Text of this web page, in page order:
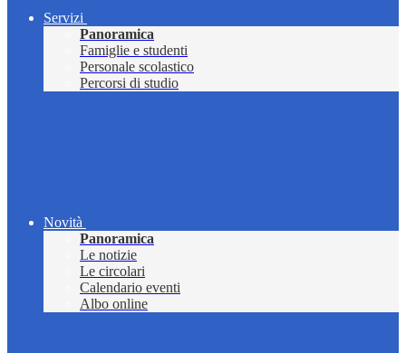
Servizi
Panoramica
Famiglie e studenti
Personale scolastico
Percorsi di studio
Novità
Panoramica
Le notizie
Le circolari
Calendario eventi
Albo online